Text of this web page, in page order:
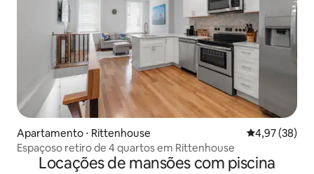
Apartamento ⋅ Rittenhouse 4,97 de uma
4,97 (38)
Espaçoso retiro de 4 quartos em Rittenhouse
Locações de mansões com piscina